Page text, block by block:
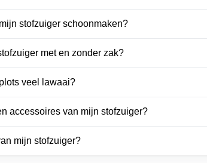
stofzuiger schoonmaken?
met en zonder zak?
veel lawaai?
accessoires van mijn stofzuiger?
mijn stofzuiger?